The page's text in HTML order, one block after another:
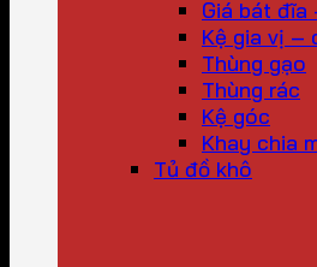
Giá bát đĩa
Kệ gia vị –
Thùng gạo
Thùng rác
Kệ góc
Khay chia
Tủ đồ khô